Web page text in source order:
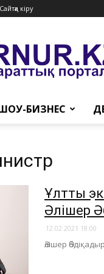
Сайтқа кіру
БИЗНЕС
Ұлттық
Әлішер
12.02.2021 18:00
Әлішер